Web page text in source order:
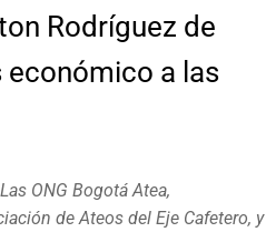
Rodríguez de
económico a las
ONG Bogotá Atea,
de Ateos del Eje Cafetero, y